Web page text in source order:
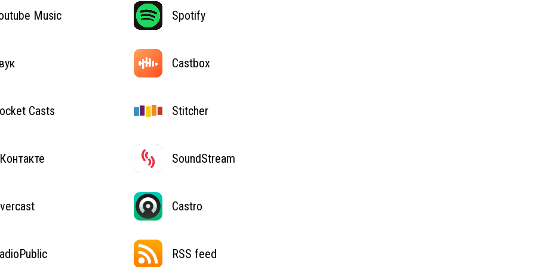
Music Spotify
Castbox
Casts Stitcher
SoundStream
Castro
RSS feed